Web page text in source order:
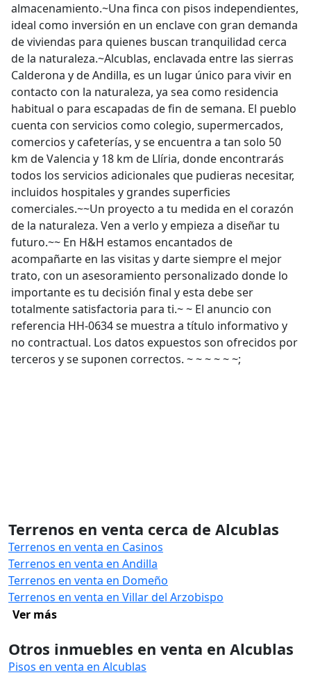
almacenamiento.~Una finca con pisos independientes,
ideal como inversión en un enclave con gran demanda
de viviendas para quienes buscan tranquilidad cerca
de la naturaleza.~Alcublas, enclavada entre las sierras
Calderona y de Andilla, es un lugar único para vivir en
contacto con la naturaleza, ya sea como residencia
habitual o para escapadas de fin de semana. El pueblo
cuenta con servicios como colegio, supermercados,
comercios y cafeterías, y se encuentra a tan solo 50
km de Valencia y 18 km de Llíria, donde encontrarás
todos los servicios adicionales que pudieras necesitar,
incluidos hospitales y grandes superficies
comerciales.~~Un proyecto a tu medida en el corazón
de la naturaleza. Ven a verlo y empieza a diseñar tu
futuro.~~ En H&H estamos encantados de
acompañarte en las visitas y darte siempre el mejor
trato, con un asesoramiento personalizado donde lo
importante es tu decisión final y esta debe ser
totalmente satisfactoria para ti.~ ~ El anuncio con
referencia HH-0634 se muestra a título informativo y
no contractual. Los datos expuestos son ofrecidos por
terceros y se suponen correctos. ~ ~ ~ ~ ~ ~;
Terrenos en venta cerca de Alcublas
Terrenos en venta en Casinos
Terrenos en venta en Andilla
Terrenos en venta en Domeño
Terrenos en venta en Villar del Arzobispo
Ver más
Otros inmuebles en venta en Alcublas
Pisos en venta en Alcublas